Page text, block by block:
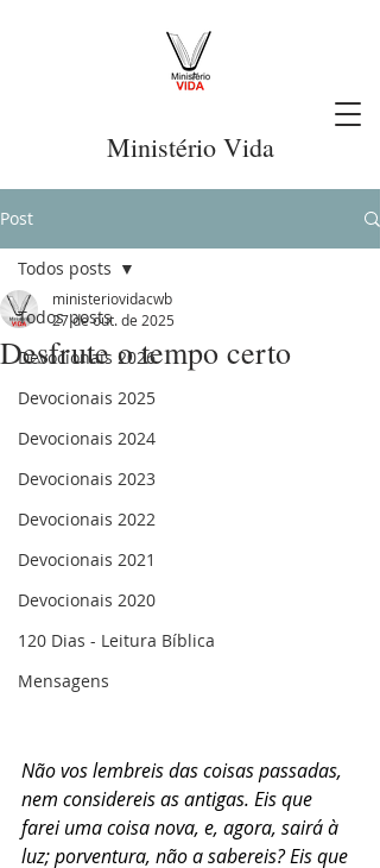
Ministério Vida
Post
Todos posts
Devocionais 2026
Devocionais 2025
Devocionais 2024
Devocionais 2023
Devocionais 2022
Devocionais 2021
Devocionais 2020
120 Dias - Leitura Bíblica
Mensagens
Todos posts
Desfrute o tempo certo
ministeriovidacwb
27 de out. de 2025
Não vos lembreis das coisas passadas,
nem considereis as antigas. Eis que
farei uma coisa nova, e, agora, sairá à
luz; porventura, não a sabereis? Eis que